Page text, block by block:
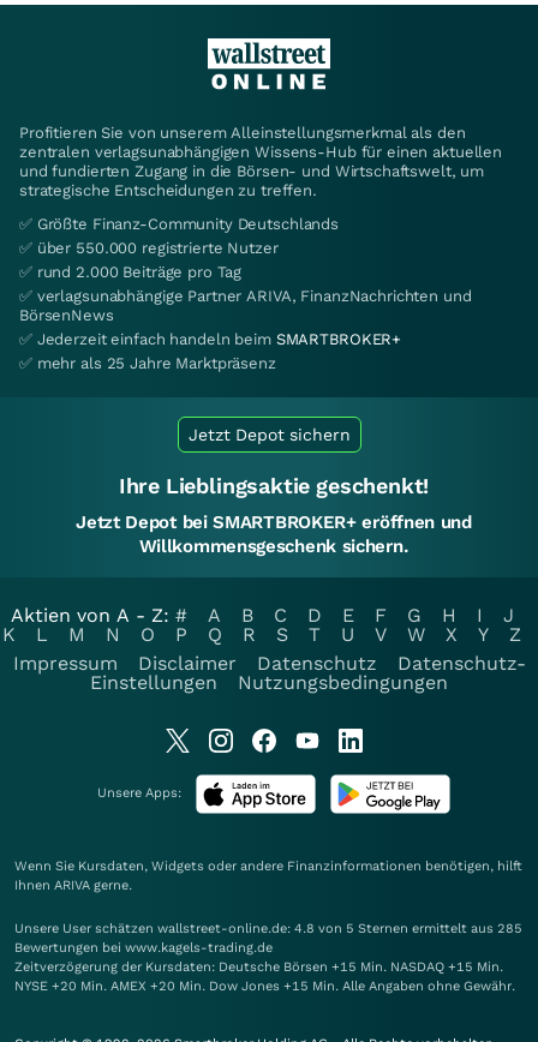
Profitieren Sie von unserem Alleinstellungsmerkmal als den
zentralen verlagsunabhängigen Wissens-Hub für einen aktuellen
und fundierten Zugang in die Börsen- und Wirtschaftswelt, um
strategische Entscheidungen zu treffen.
✅ Größte Finanz-Community Deutschlands
✅ über 550.000 registrierte Nutzer
✅ rund 2.000 Beiträge pro Tag
✅ verlagsunabhängige Partner ARIVA, FinanzNachrichten und
BörsenNews
✅ Jederzeit einfach handeln beim SMARTBROKER+
✅ mehr als 25 Jahre Marktpräsenz
Jetzt Depot sichern
Ihre Lieblingsaktie geschenkt!
Jetzt Depot bei SMARTBROKER+ eröffnen und
Willkommensgeschenk sichern.
Aktien von A - Z: # A B C D E F G H I
J
K
L M N O P Q R S T U V W X Y
Z
Impressum
Disclaimer Datenschutz
Datenschutz-
Einstellungen
Nutzungsbedingungen
Unsere Apps:
Wenn Sie Kursdaten, Widgets oder andere Finanzinformationen benötigen, hilft
Ihnen ARIVA gerne.
Unsere User schätzen wallstreet-online.de: 4.8 von 5 Sternen ermittelt aus 285
Bewertungen bei www.kagels-trading.de
Zeitverzögerung der Kursdaten: Deutsche Börsen +15 Min. NASDAQ +15 Min.
NYSE +20 Min. AMEX +20 Min. Dow Jones +15 Min. Alle Angaben ohne Gewähr.